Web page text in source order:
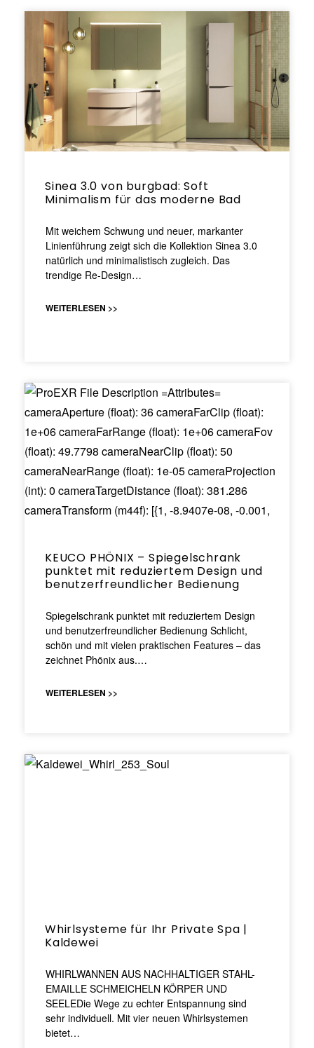
Sinea 3.0 von burgbad: Soft
Minimalism für das moderne Bad
Mit weichem Schwung und neuer, markanter
Linienführung zeigt sich die Kollektion Sinea 3.0
natürlich und minimalistisch zugleich. Das
trendige Re-Design…
WEITERLESEN >>
KEUCO PHÖNIX – Spiegelschrank
punktet mit reduziertem Design und
benutzerfreundlicher Bedienung
Spiegelschrank punktet mit reduziertem Design
und benutzerfreundlicher Bedienung Schlicht,
schön und mit vielen praktischen Features – das
zeichnet Phönix aus.…
WEITERLESEN >>
Whirlsysteme für Ihr Private Spa |
Kaldewei
WHIRLWANNEN AUS NACHHALTIGER STAHL-
EMAILLE SCHMEICHELN KÖRPER UND
SEELEDie Wege zu echter Entspannung sind
sehr individuell. Mit vier neuen Whirlsystemen
bietet…